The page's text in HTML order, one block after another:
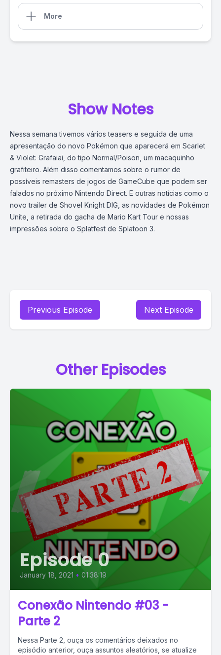
More
Show Notes
Nessa semana tivemos vários teasers e seguida de uma
apresentação do novo Pokémon que aparecerá em Scarlet
& Violet: Grafaiai, do tipo Normal/Poison, um macaquinho
grafiteiro. Além disso comentamos sobre o rumor de
possíveis remasters de jogos de GameCube que podem ser
falados no próximo Nintendo Direct. E outras notícias como o
novo trailer de Shovel Knight DIG, as novidades de Pokémon
Unite, a retirada do gacha de Mario Kart Tour e nossas
impressões sobre o Splatfest de Splatoon 3.
Previous Episode Next Episode
Other Episodes
Episode 0
January 18, 2021 • 01:38:19
Conexão Nintendo #03 -
Parte 2
Nessa Parte 2, ouça os comentários deixados no
episódio anterior, ouça assuntos aleatórios, se atualize